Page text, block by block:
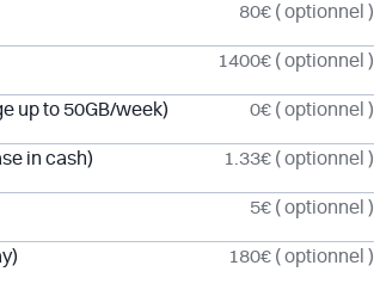
80€ ( optionnel )
1400€ ( optionnel )
up to 50GB/week) 0€ ( optionnel )
in cash) 1.33€ ( optionnel )
5€ ( optionnel )
180€ ( optionnel )